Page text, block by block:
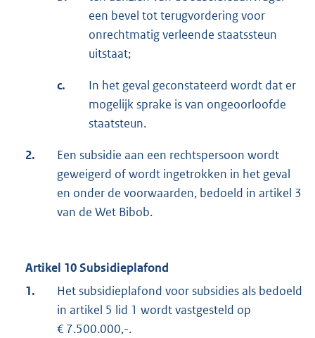
een bevel tot terugvordering voor
onrechtmatig verleende staatssteun
uitstaat;
c.
In het geval geconstateerd wordt dat er
mogelijk sprake is van ongeoorloofde
staatsteun.
2.
Een subsidie aan een rechtspersoon wordt
geweigerd of wordt ingetrokken in het geval
en onder de voorwaarden, bedoeld in artikel 3
van de Wet Bibob.
Artikel 10 Subsidieplafond
1.
Het subsidieplafond voor subsidies als bedoeld
in artikel 5 lid 1 wordt vastgesteld op
€ 7.500.000,-.